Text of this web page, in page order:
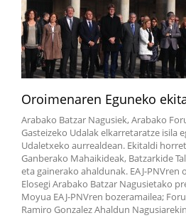
Oroimenaren Eguneko
Arabako Batzar Nagusiek, Arabako
Gasteizeko Udalak elkarretaratze isila
Udaletxeko aurrealdean. Ekitaldi
Ganberako Mahaikideak, Batzarkide
eta gainerako ahaldunak. EAJ-PNVren
Elosegi Arabako Batzar Nagusietako
Moyua EAJ-PNVren bozeramailea;
Ramiro Gonzalez Ahaldun